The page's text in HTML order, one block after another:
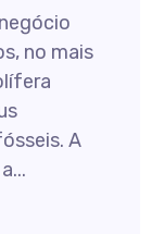
no mais
A